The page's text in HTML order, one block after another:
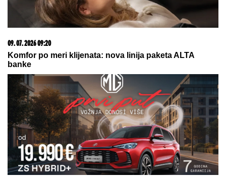
06. 08. 2026 09:39
Marija (3) se igrala u dvorištu i samo je nestala: Posle
42 godine otac je pronašao, zanemeo je kada je saznao
gde je bila